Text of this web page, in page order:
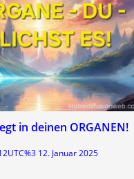
in deinen ORGANEN!
12. Januar 2025